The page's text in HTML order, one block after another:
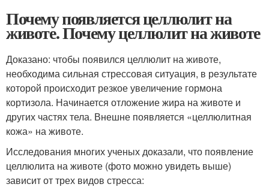
Почему появляется целлюлит на
животе. Почему целлюлит на животе
Доказано: чтобы появился целлюлит на животе,
необходима сильная стрессовая ситуация, в результате
которой происходит резкое увеличение гормона
кортизола. Начинается отложение жира на животе и
других частях тела. Внешне появляется «целлюлитная
кожа» на животе.
Исследования многих ученых доказали, что появление
целлюлита на животе (фото можно увидеть выше)
зависит от трех видов стресса: